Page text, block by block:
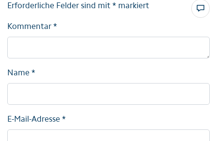
Erforderliche Felder sind mit * markiert
Kommentar *
Name *
E-Mail-Adresse *